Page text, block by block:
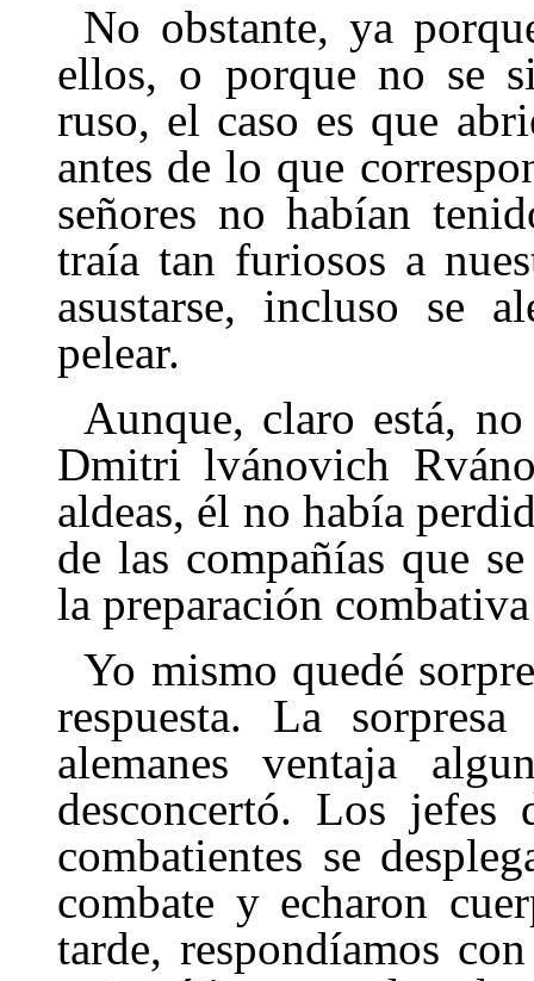
No obstante, ya
ellos, o porque no se
ruso, el caso es que
antes de lo que
señores no habían
traía tan furiosos a
asustarse, incluso se
pelear.
Aunque, claro está,
Dmitri lvánovich
aldeas, él no había
de las compañías que
la preparación
Yo mismo quedé
respuesta. La
alemanes ventaja
desconcertó. Los jefes
combatientes se
combate y echaron
tarde, respon­díamos